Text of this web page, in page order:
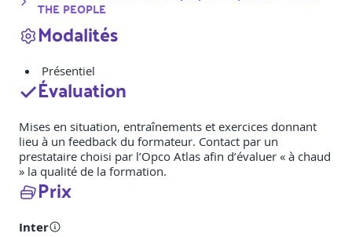
THE PEOPLE
Modalités
Présentiel
Évaluation
Mises en situation, entraînements et exercices donnant
lieu à un feedback du formateur. Contact par un
prestataire choisi par l’Opco Atlas afin d’évaluer « à chaud
» la qualité de la formation.
Prix
Inter